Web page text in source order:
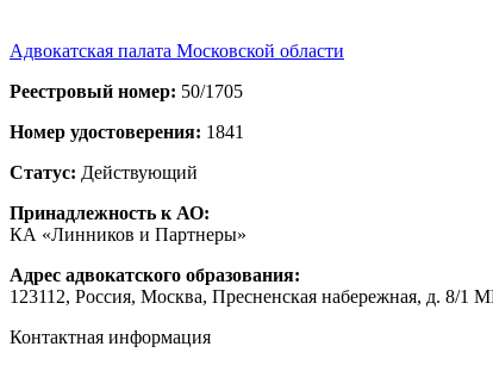
Адвокатская палата Московской области
Реестровый номер: 50/1705
Номер удостоверения: 1841
Статус: Действующий
Принадлежность к АО:
КА «Линников и Партнеры»
Адрес адвокатского образования:
123112, Россия, Москва, Пресненская набережная, д.
Контактная информация